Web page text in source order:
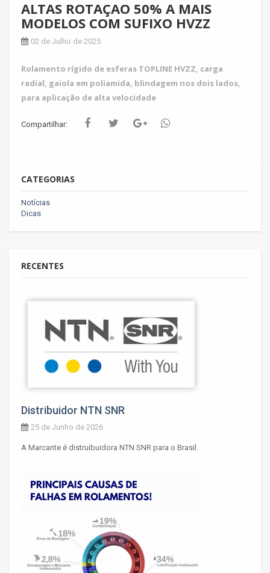
ALTAS ROTAÇAO 50% A MAIS
MODELOS COM SUFIXO HVZZ
02 de Julho de 2025
Rolamento rígido de esferas TOPLINE HVZZ, carga
radial, gaiola em poliamida, blindagem nos dois lados,
para aplicação de alta velocidade
Compartilhar:
CATEGORIAS
Notícias
Dicas
RECENTES
Distribuidor NTN SNR
25 de Junho de 2026
A Marcante é distruibuidora NTN SNR para o Brasil.